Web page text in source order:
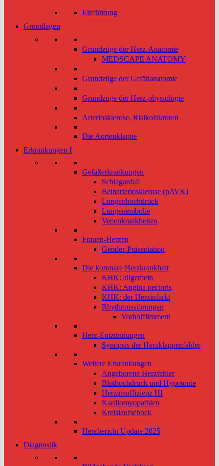
Einführung
Grundlagen
Grundzüge der Herz-Anatomie
MEDSCAPE ANATOMY
Grundzüge der Gefäßanatomie
Grundzüge der Herz-physiologie
Arteriosklerose, Risikofaktoren
Die Aortenklappe
Erkrankungen I
Gefäßerkrankungen
Schlaganfall
Beinarteriosklerose (pAVK)
Lungenhochdruck
Lungenembolie
Venenkrankheiten
Frauen-Herzen
Gender-Präsentation
Die koronare Herzkrankheit
KHK: allgemein
KHK: Angina pectoris
KHK: der Herzinfarkt
Rhythmusstörungen
Vorhofflimmern
Herz-Entzündungen
Synopsis der Herzklappenfehler
Weitere Erkrankungen
Angeborene Herzfehler
Bluthochdruck und Hypotonie
Herzinsuffizienz HI
Kardiomyopathien
Kreislaufschock
Herzbericht Update 2025
Diagnostik